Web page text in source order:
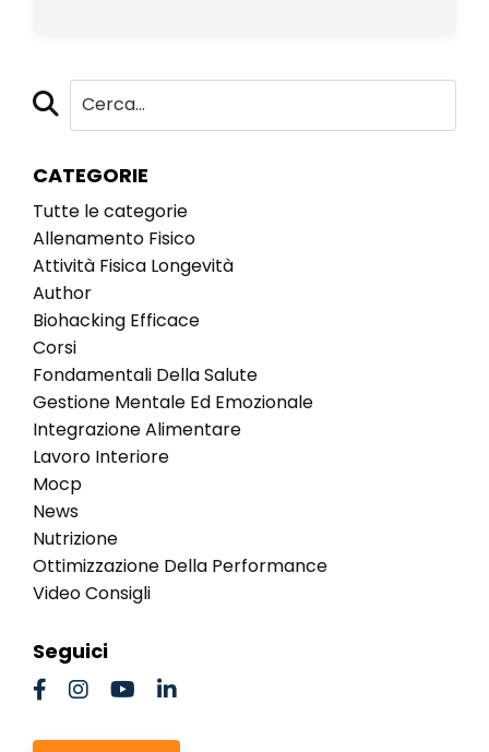
CATEGORIE
Tutte le categorie
Allenamento Fisico
Attività Fisica Longevità
Author
Biohacking Efficace
Corsi
Fondamentali Della Salute
Gestione Mentale Ed Emozionale
Integrazione Alimentare
Lavoro Interiore
Mocp
News
Nutrizione
Ottimizzazione Della Performance
Video Consigli
Seguici